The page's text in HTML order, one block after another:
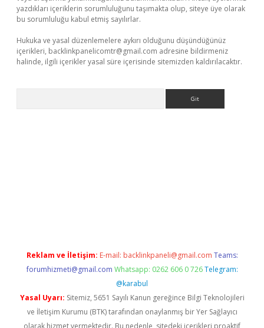
yazdıkları içeriklerin sorumluluğunu taşımakta olup, siteye üye olarak
bu sorumluluğu kabul etmiş sayılırlar.
Hukuka ve yasal düzenlemelere aykırı olduğunu düşündüğünüz
içerikleri, backlinkpanelicomtr@gmail.com adresine bildirmeniz
halinde, ilgili içerikler yasal süre içerisinde sitemizden kaldırılacaktır.
Reklam ve İletişim: E-mail: backlinkpaneli@gmail.com Teams:
forumhizmeti@gmail.com Whatsapp: 0262 606 0 726 Telegram:
@karabul
Yasal Uyarı: Sitemiz, 5651 Sayılı Kanun gereğince Bilgi Teknolojileri
ve İletişim Kurumu (BTK) tarafından onaylanmış bir Yer Sağlayıcı
olarak hizmet vermektedir. Bu nedenle, sitedeki içerikleri proaktif